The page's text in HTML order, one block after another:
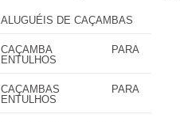
ALUGUÉIS DE CAÇAMBAS
CAÇAMBA PARA
ENTULHOS
CAÇAMBAS PARA
ENTULHOS